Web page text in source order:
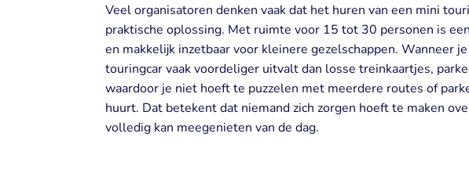
Veel organisatoren denken vaak dat het huren van een mini
praktische oplossing. Met ruimte voor 15 tot 30 personen is
en makkelijk inzetbaar voor kleinere gezelschappen. Wanneer
touringcar vaak voordeliger uitvalt dan losse treinkaartjes,
waardoor je niet hoeft te puzzelen met meerdere routes of
huurt. Dat betekent dat niemand zich zorgen hoeft te maken
volledig kan meegenieten van de dag.